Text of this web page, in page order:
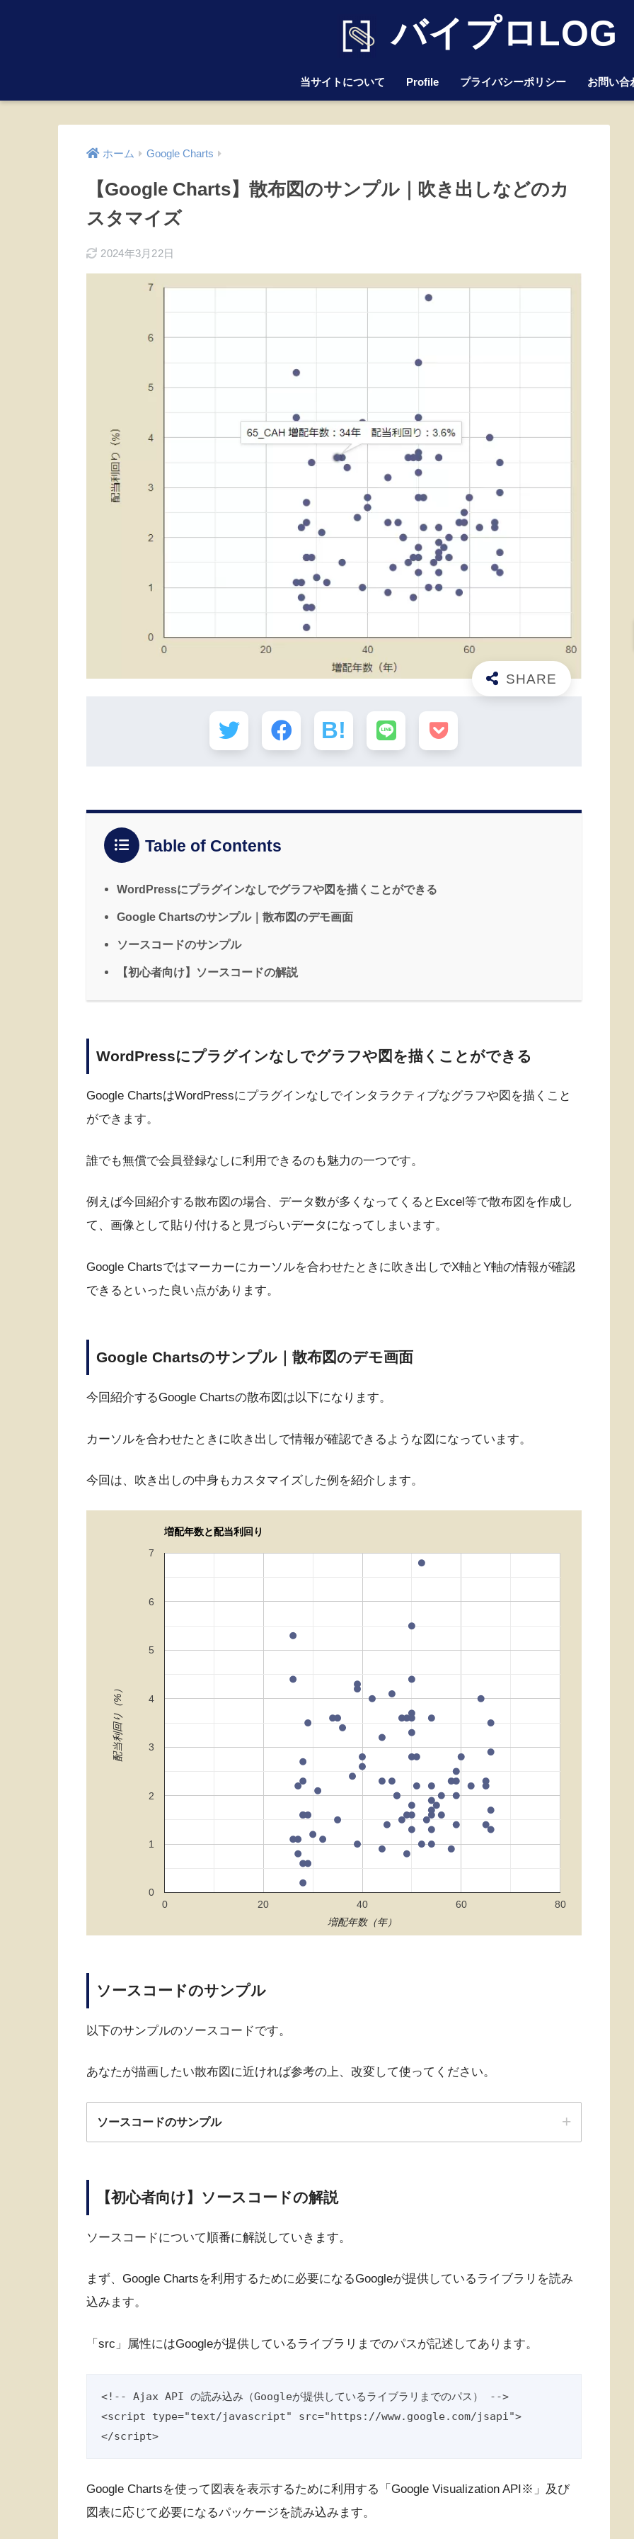
バイプロLOG
当サイトについて Profile プライバシーポリシー お問い合
ホーム Google Charts
【Google Charts】散布図のサンプル｜吹き出しなどのカ
スタマイズ
2024年3月22日
Table of Contents
WordPressにプラグインなしでグラフや図を描くことができる
Google Chartsのサンプル｜散布図のデモ画面
ソースコードのサンプル
【初心者向け】ソースコードの解説
WordPressにプラグインなしでグラフや図を描くことができる
Google ChartsはWordPressにプラグインなしでインタラクティブなグラフや図を描くこと
ができます。
誰でも無償で会員登録なしに利用できるのも魅力の一つです。
例えば今回紹介する散布図の場合、データ数が多くなってくるとExcel等で散布図を作成し
て、画像として貼り付けると見づらいデータになってしまいます。
Google Chartsではマーカーにカーソルを合わせたときに吹き出しでX軸とY軸の情報が確認
できるといった良い点があります。
Google Chartsのサンプル｜散布図のデモ画面
今回紹介するGoogle Chartsの散布図は以下になります。
カーソルを合わせたときに吹き出しで情報が確認できるような図になっています。
今回は、吹き出しの中身もカスタマイズした例を紹介します。
増配年数と配当利回り
0 20 40 60 80
0
1
2
3
4
5
6
7
増配年数（年）
配当利回り（%）
ソースコードのサンプル
以下のサンプルのソースコードです。
あなたが描画したい散布図に近ければ参考の上、改変して使ってください。
ソースコードのサンプル
【初心者向け】ソースコードの解説
ソースコードについて順番に解説していきます。
まず、Google Chartsを利用するために必要になるGoogleが提供しているライブラリを読み
込みます。
「src」属性にはGoogleが提供しているライブラリまでのパスが記述してあります。
<!-- Ajax API の読み込み（Googleが提供しているライブラリまでのパス） -->
<script type="text/javascript" src="https://www.google.com/jsapi">
</script>
Google Chartsを使って図表を表示するために利用する「Google Visualization API※」及び
図表に応じて必要になるパッケージを読み込みます。